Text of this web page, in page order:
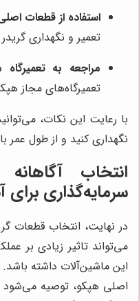
استفاده از قطعات
تعمیر و نگهداری
مراجعه به تعمیرگاه
تعمیرگاه‌های مجاز
با رعایت این نکات،
نگهداری کنید و از طول عمر
انتخاب
سرمایه‌گذاری برای
در نهایت، انتخاب قطعات
می‌تواند تاثیر زیادی بر
این ماشین‌آلات داشته باشد.
اصلی هپکو، توصیه می‌شود